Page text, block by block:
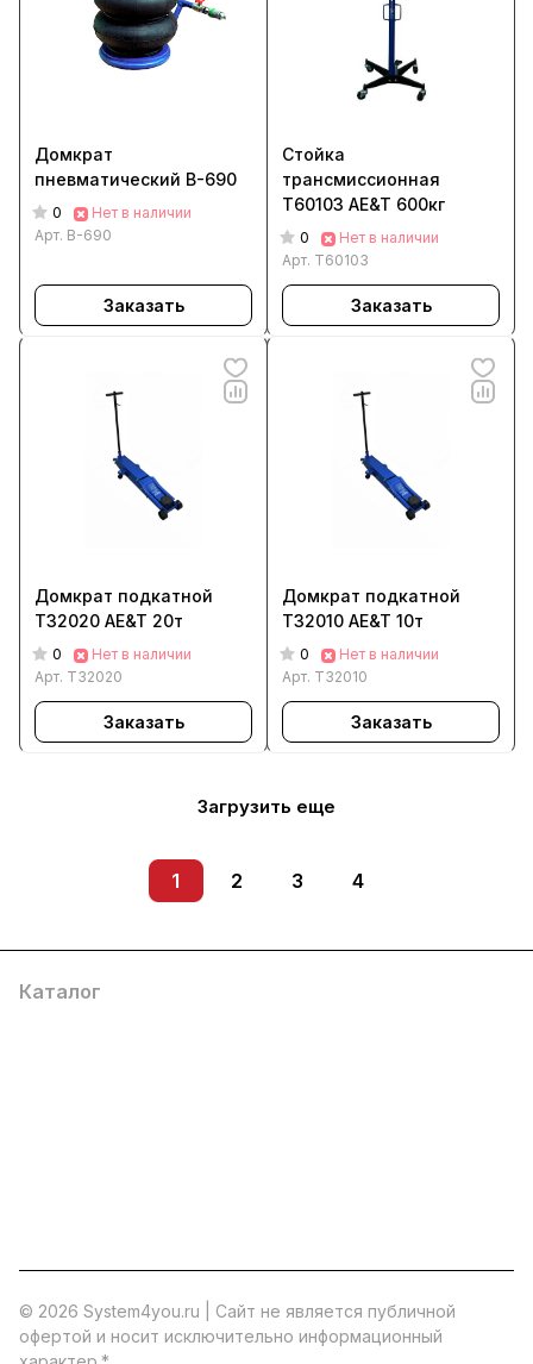
Домкрат
пневматический В-690
0
Нет в наличии
Арт. В-690
Заказать
Стойка
трансмиссионная
T60103 AE&T 600кг
0
Нет в наличии
Арт. T60103
Заказать
Домкрат подкатной
T32020 AE&T 20т
0
Нет в наличии
Арт. T32020
Заказать
Домкрат подкатной
Т32010 AE&T 10т
0
Нет в наличии
Арт. T32010
Заказать
Загрузить еще
1 2 3 4
Каталог
© 2026 System4you.ru | Cайт не является публичной
офертой и носит исключительно информационный